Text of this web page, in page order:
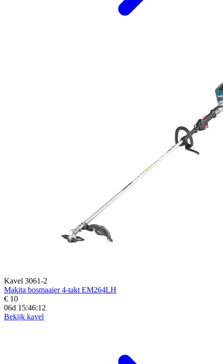
Kavel 3061-2
Makita bosmaaier 4-takt EM264LH
€ 10
06d 15:46:11
Bekijk kavel